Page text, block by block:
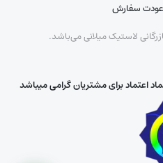
سفارش
لاستیک میلانی می‌باشد.
اعتماد برای مشتریان گرامی میباشد